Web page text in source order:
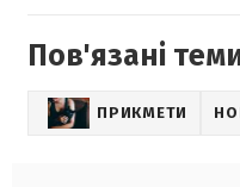
Пов'язані
ПРИКМЕТИ